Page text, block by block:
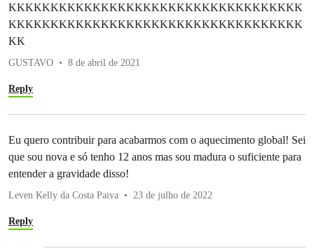
KKKKKKKKKKKKKKKKKKKKKKKKKKKKKKKKKKK
KKKKKKKKKKKKKKKKKKKKKKKKKKKKKKKKKKK
KK
GUSTAVO 8 de abril de 2021
Reply
Eu quero contribuir para acabarmos com o aquecimento global! Sei
que sou nova e só tenho 12 anos mas sou madura o suficiente para
entender a gravidade disso!
Leven Kelly da Costa Paiva 23 de julho de 2022
Reply